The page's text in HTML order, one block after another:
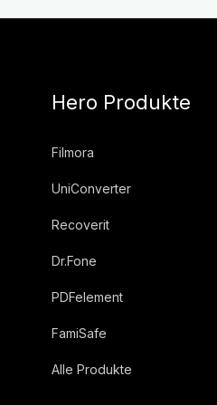
Hero Produkte
Filmora
UniConverter
Recoverit
Dr.Fone
PDFelement
FamiSafe
Alle Produkte